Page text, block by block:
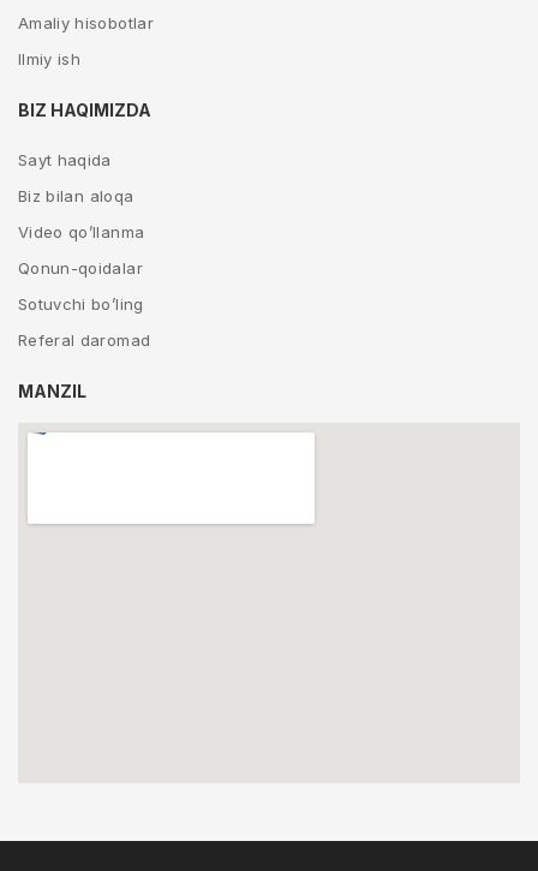
Amaliy hisobotlar
Ilmiy ish
BIZ HAQIMIZDA
Sayt haqida
Biz bilan aloqa
Video qo’llanma
Qonun-qoidalar
Sotuvchi bo’ling
Referal daromad
MANZIL